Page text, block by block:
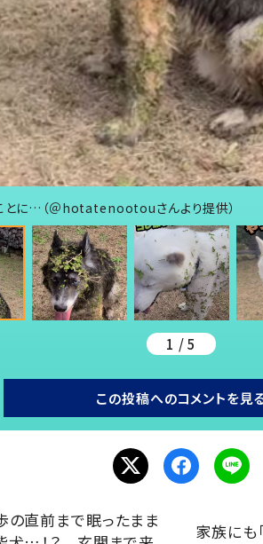
とに…（＠hotatenootouさんより提供）
1 / 5
この投稿へのコメントを見
の直前まで眠ったまま
家族にも